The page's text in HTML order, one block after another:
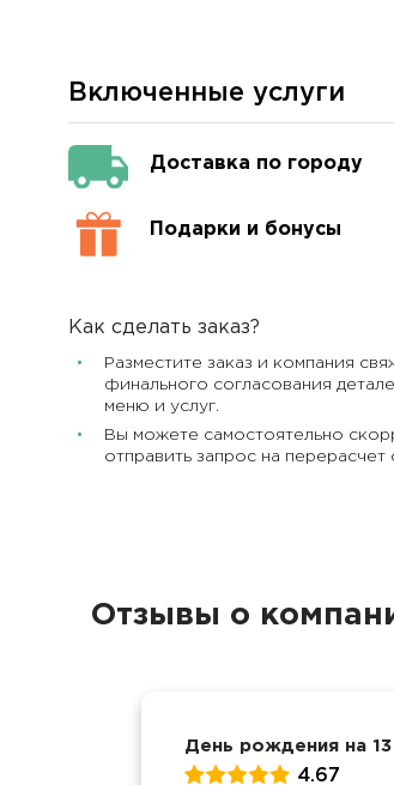
Включенные услуги
Доставка по городу
Подарки и бонусы
Как сделать заказ?
Разместите заказ и компания
финального согласования
меню и услуг.
Вы можете самостоятельно
отправить запрос на перерасчет
Отзывы о
День рождения на
4.67